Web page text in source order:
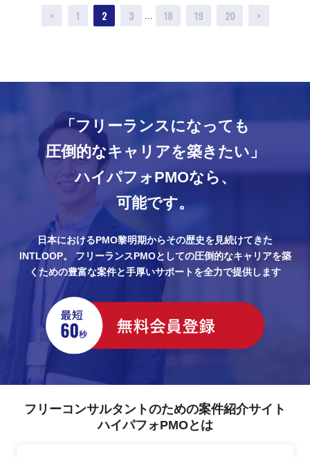
管理支援（進捗/課題/品質）を実施
< 1 2 3 ... 18 19 20 >
「フリーランスになっても
圧倒的なキャリアを築きたい」
ハイパフォPMOなら、
可能です。
日本におけるPMO黎明期からその歴史を見続けてきた
INTLOOP。
フリーランスPMOとしての圧倒的なキャリアを築
くための豊富な案件と手厚いサポートを全力で提供します
フリーコンサルタントのための案件紹介サイト
ハイパフォPMOとは